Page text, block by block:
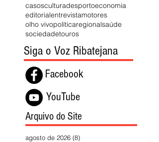
casosculturadesportoeconomia
editorialentrevistamotores
olho vivopolíticaregionalsaúde
sociedadetouros
Siga o Voz Ribatejana
Facebook
YouTube
Arquivo do Site
agosto de 2026 (8)